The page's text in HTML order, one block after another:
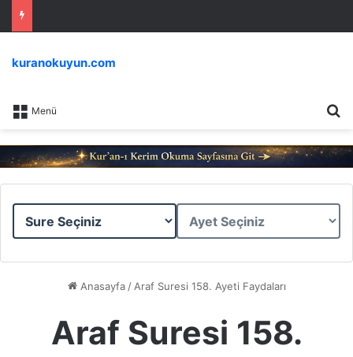
Menü
kuranokuyun.com
Sure
Ayet
Anasayfa / Araf Suresi 158. Ayeti Faydaları
Araf Suresi 158.